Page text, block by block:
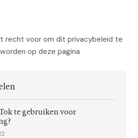
recht voor om dit privacybeleid te
op deze pagina
te gebruiken voor